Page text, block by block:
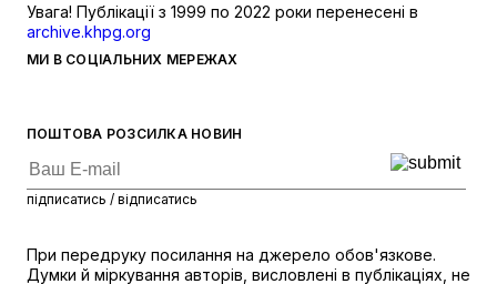
ПОШТОВА РОЗСИЛКА НОВИН
підписатись / відписатись
МИ В СОЦІАЛЬНИХ МЕРЕЖАХ
Увага! Публікації з 1999 по 2022 роки перенесені в
archive.khpg.org
При передруку посилання на джерело обов'язкове.
Думки й міркування авторів, висловлені в публікаціях, не